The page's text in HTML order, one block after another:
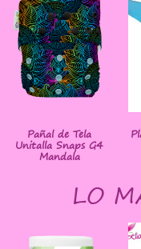
Pañal de Tela
Unitalla Snaps G4
Mandala
LO